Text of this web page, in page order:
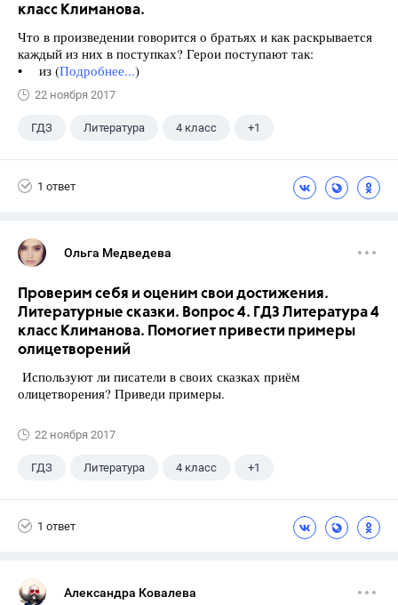
класс Климанова.
Что в произведении говорится о братьях и как раскрывается
каждый из них в поступках? Герои поступают так:
• из (Подробнее...)
22 ноября 2017
ГДЗ Литература 4 класс +1
1 ответ
Ольга Медведева
Проверим себя и оценим свои достижения.
Литературные сказки. Вопрос 4. ГДЗ Литература 4
класс Климанова. Помогиет привести примеры
олицетворений
Используют ли писатели в своих сказках приём
олицетворения? Приведи примеры.
22 ноября 2017
ГДЗ Литература 4 класс +1
1 ответ
Александра Ковалева